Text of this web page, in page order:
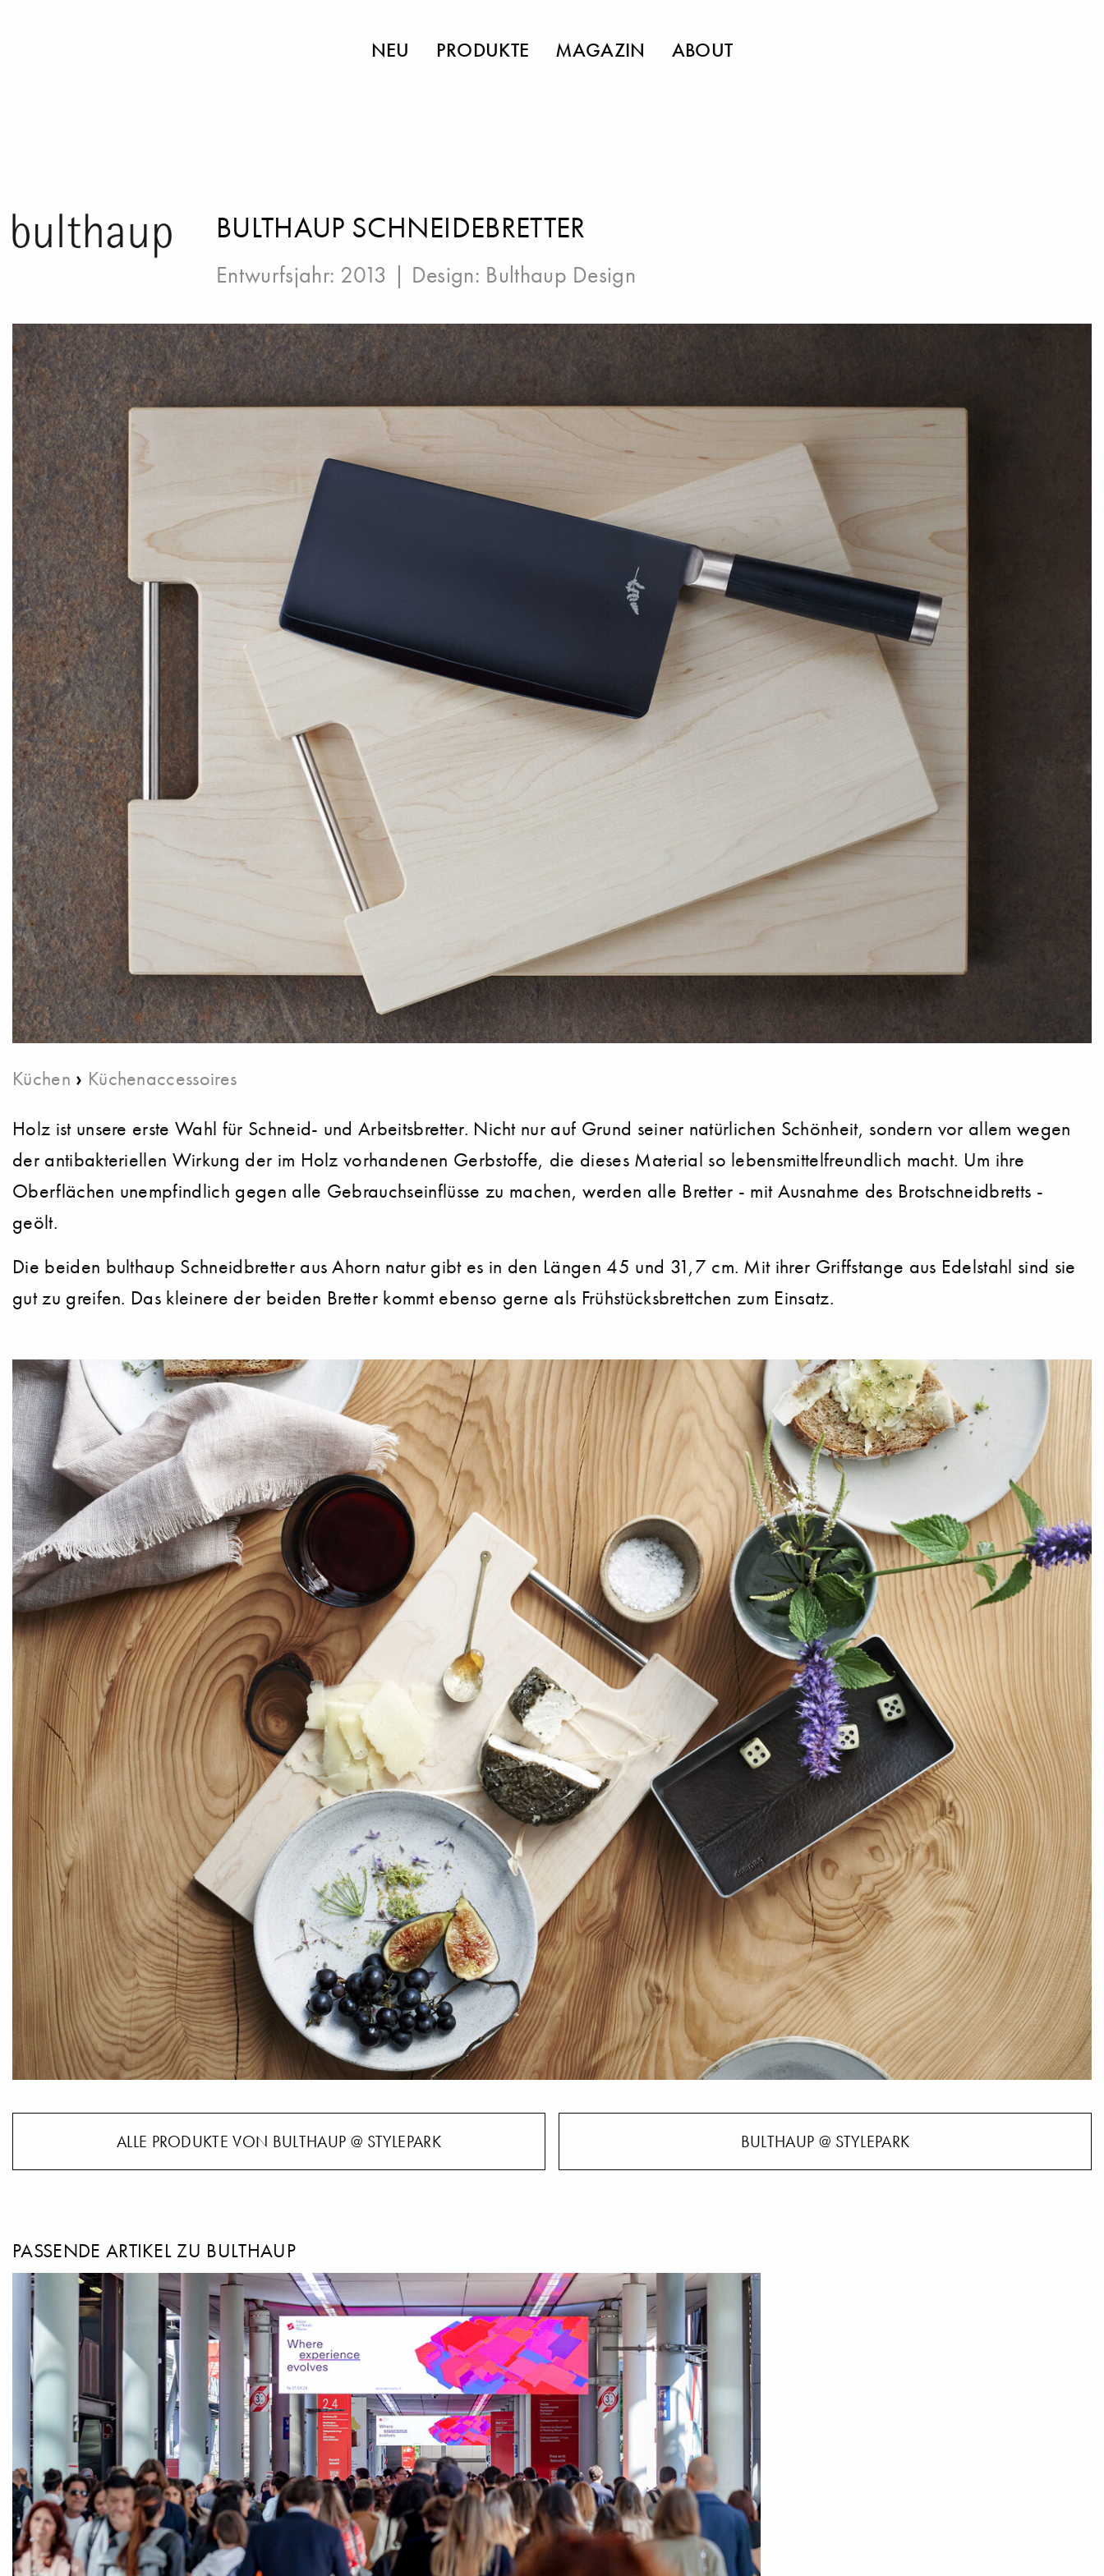
NEU PRODUKTE MAGAZIN ABOUT
BULTHAUP SCHNEIDEBRETTER
Entwurfsjahr: 2013 | Design: Bulthaup Design
Küchen › Küchenaccessoires
Holz ist unsere erste Wahl für Schneid- und Arbeitsbretter. Nicht nur auf Grund seiner natürlichen Schönheit, sondern vor allem wegen
der antibakteriellen Wirkung der im Holz vorhandenen Gerbstoffe, die dieses Material so lebensmittelfreundlich macht. Um ihre
Oberflächen unempfindlich gegen alle Gebrauchseinflüsse zu machen, werden alle Bretter - mit Ausnahme des Brotschneidbretts -
geölt.
Die beiden bulthaup Schneidbretter aus Ahorn natur gibt es in den Längen 45 und 31,7 cm. Mit ihrer Griffstange aus Edelstahl sind sie
gut zu greifen. Das kleinere der beiden Bretter kommt ebenso gerne als Frühstücksbrettchen zum Einsatz.
ALLE PRODUKTE VON BULTHAUP @ STYLEPARK BULTHAUP @ STYLEPARK
PASSENDE ARTIKEL ZU BULTHAUP